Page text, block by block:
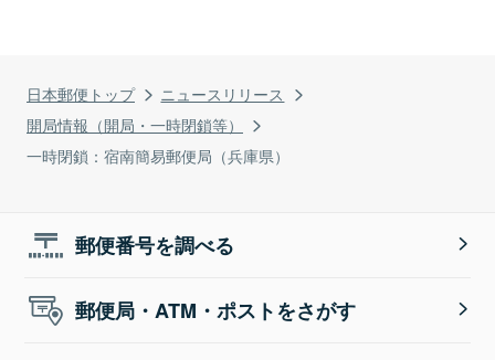
日本郵便トップ
ニュースリリース
開局情報（開局・一時閉鎖等）
一時閉鎖：宿南簡易郵便局（兵庫県）
郵便番号を調べる
郵便局・ATM・ポストをさがす